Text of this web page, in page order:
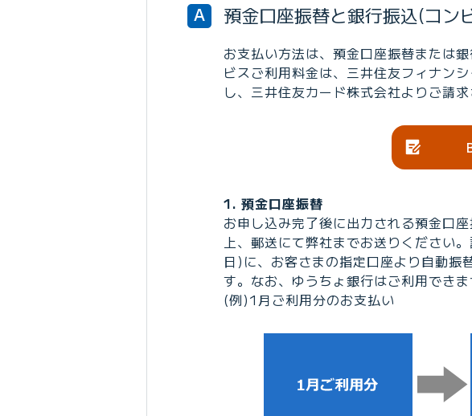
A 預金口座振替と銀行振込(コン
お支払い方法は、預金口座振替または
ビスご利用料金は、三井住友フィナン
し、三井住友カード株式会社よりご請求
1. 預金口座振替
お申し込み完了後に出力される預金口
上、郵送にて弊社までお送りください
日)に、お客さまの指定口座より自動振
す。なお、ゆうちょ銀行はご利用できま
(例)1月ご利用分のお支払い